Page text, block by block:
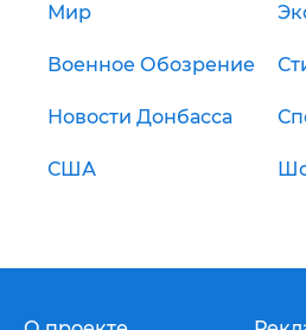
Мир
Военное Обозрение
Новости Донбасса
США